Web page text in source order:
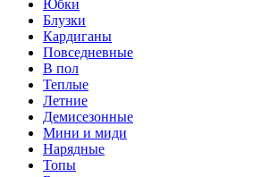
Юбки
Блузки
Кардиганы
Повседневные
В пол
Теплые
Летние
Демисезонные
Мини и миди
Нарядные
Топы